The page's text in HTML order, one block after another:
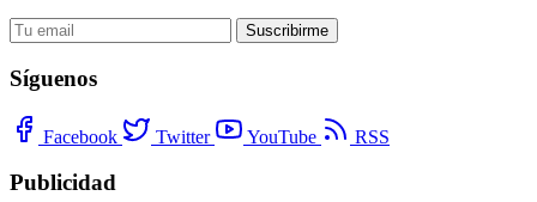
Suscribirme
Síguenos
Facebook Twitter YouTube RSS
Publicidad